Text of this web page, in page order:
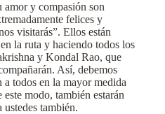
amor y compasión son
felices y
visitarás”. Ellos están
la ruta y haciendo todos los
y Kondal Rao, que
Así, debemos
todos en la mayor medida
modo, también estarán
también.